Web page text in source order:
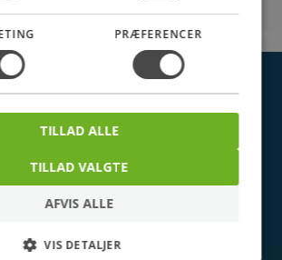
NETSALG EL & VVS APS
Søndergårdsvej 44
4640 Faxe
Danmark
Cvr nr. 26117275
E-mail: info@elvvs.dk
PRÆFERENCER
TILLAD VALGTE
TILLAD ALLE
AFVIS ALLE
VIS DETALJER